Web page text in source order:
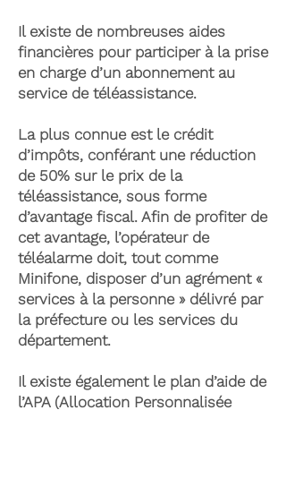
Il existe de nombreuses aides
financières pour participer à la prise
en charge d’un abonnement au
service de téléassistance.
La plus connue est le crédit
d’impôts, conférant une réduction
de 50% sur le prix de la
téléassistance, sous forme
d’avantage fiscal. Afin de profiter de
cet avantage, l’opérateur de
téléalarme doit, tout comme
Minifone, disposer d’un agrément «
services à la personne » délivré par
la préfecture ou les services du
département.
Il existe également le plan d’aide de
l’APA (Allocation Personnalisée